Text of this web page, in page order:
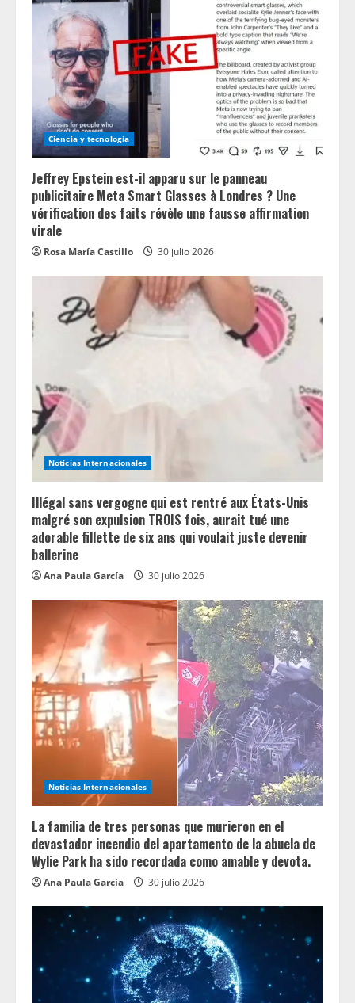
Ciencia y tecnologia
Jeffrey Epstein est-il apparu sur le panneau
publicitaire Meta Smart Glasses à Londres ? Une
vérification des faits révèle une fausse affirmation
virale
Rosa María Castillo 30 julio 2026
Noticias Internacionales
Illégal sans vergogne qui est rentré aux États-Unis
malgré son expulsion TROIS fois, aurait tué une
adorable fillette de six ans qui voulait juste devenir
ballerine
Ana Paula García 30 julio 2026
Noticias Internacionales
La familia de tres personas que murieron en el
devastador incendio del apartamento de la abuela de
Wylie Park ha sido recordada como amable y devota.
Ana Paula García 30 julio 2026